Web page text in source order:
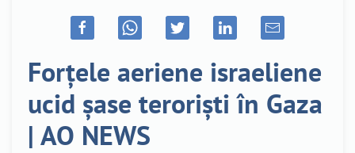
Forțele aeriene israeliene
ucid șase teroriști în Gaza
| AO NEWS